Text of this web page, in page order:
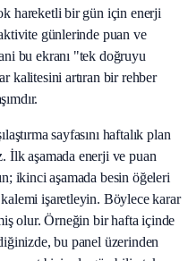
hareketli bir gün için enerji
günlerinde puan ve
bu ekranı "tek doğruyu
kalitesini artıran bir rehber
sayfasını haftalık plan
İlk aşamada enerji ve puan
ikinci aşamada besin öğeleri
işaretleyin. Böylece karar
olur. Örneğin bir hafta içinde
bu panel üzerinden